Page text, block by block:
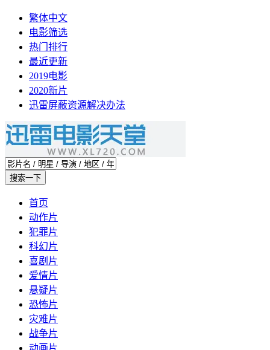
繁体中文
电影筛选
热门排行
最近更新
2019电影
2020新片
迅雷屏蔽资源解决办法
首页
动作片
犯罪片
科幻片
喜剧片
爱情片
悬疑片
恐怖片
灾难片
战争片
动画片